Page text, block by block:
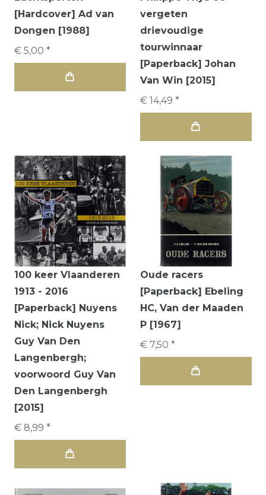
[Hardcover] Ad van
Dongen [1988]
€ 5,00 *
vergeten
drievoudige
tourwinnaar
[Paperback] Johan
Van Win [2015]
€ 14,49 *
100 keer Vlaanderen
1913 - 2016
[Paperback] Nuyens
Nick; Nick Nuyens
Guy Van Den
Langenbergh;
voorwoord Guy Van
Den Langenbergh
[2015]
€ 8,99 *
Oude racers
[Paperback] Ebeling
HC, Van der Maaden
P [1967]
€ 7,50 *